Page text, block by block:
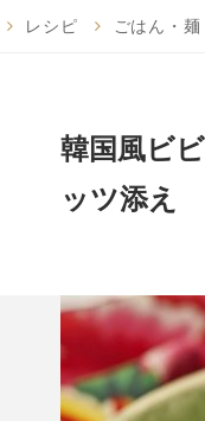
レシピ ごはん・
韓国風ビ
ッツ添え